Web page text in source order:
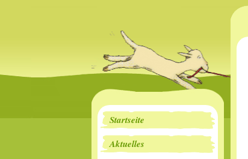
Startseite
Aktuelles